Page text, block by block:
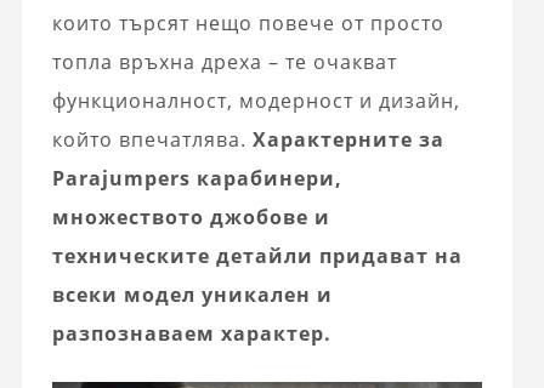
които търсят нещо повече от просто
топла връхна дреха – те очакват
функционалност, модерност и дизайн,
който впечатлява. Характерните за
Parajumpers карабинери,
множеството джобове и
техническите детайли придават на
всеки модел уникален и
разпознаваем характер.